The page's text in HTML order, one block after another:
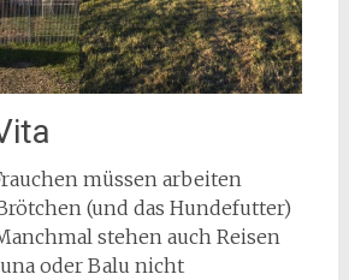
müssen arbeiten
(und das Hundefutter)
stehen auch Reisen
oder Balu nicht